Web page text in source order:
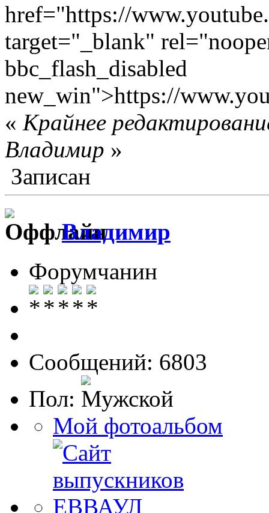
href="https://
target="_blank"
bbc_flash_disabled
new_win">https://
« Крайнее
Влaдимир »
Записан
Влaдимир
Форумчанин
Сообщений: 6803
Пол:
Мой фотоальбом